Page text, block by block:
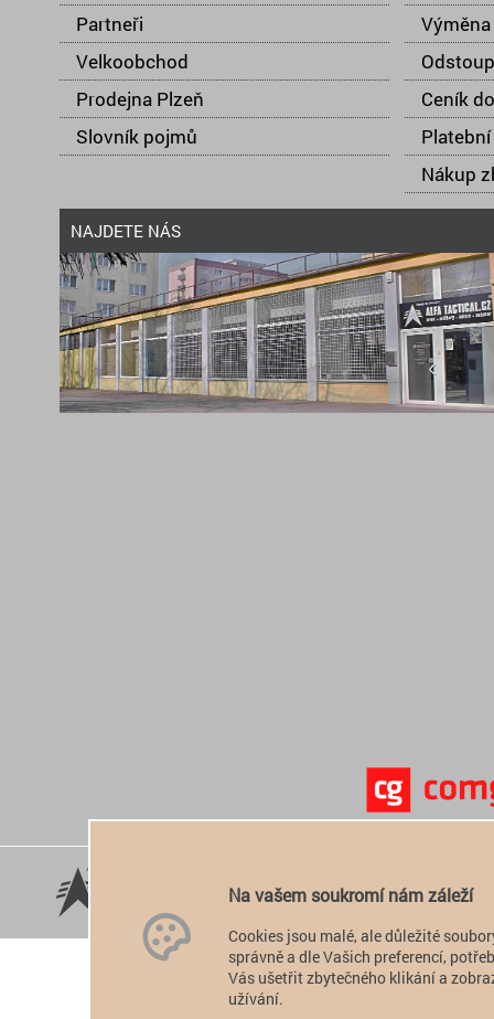
Partneři
Velkoobchod
Prodejna Plzeň
Slovník pojmů
Ceník
Nákup
NAJDETE NÁS
Na vašem soukromí nám záleží
Cookies jsou malé, ale důležité
správně a dle Vašich preferencí,
Vás ušetřit zbytečného klikání a
užívání.